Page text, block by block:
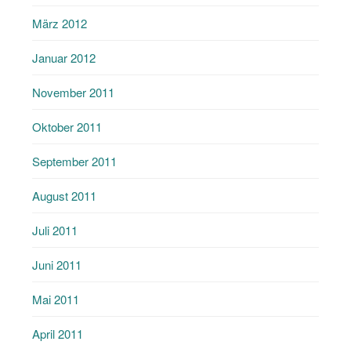
März 2012
Januar 2012
November 2011
Oktober 2011
September 2011
August 2011
Juli 2011
Juni 2011
Mai 2011
April 2011